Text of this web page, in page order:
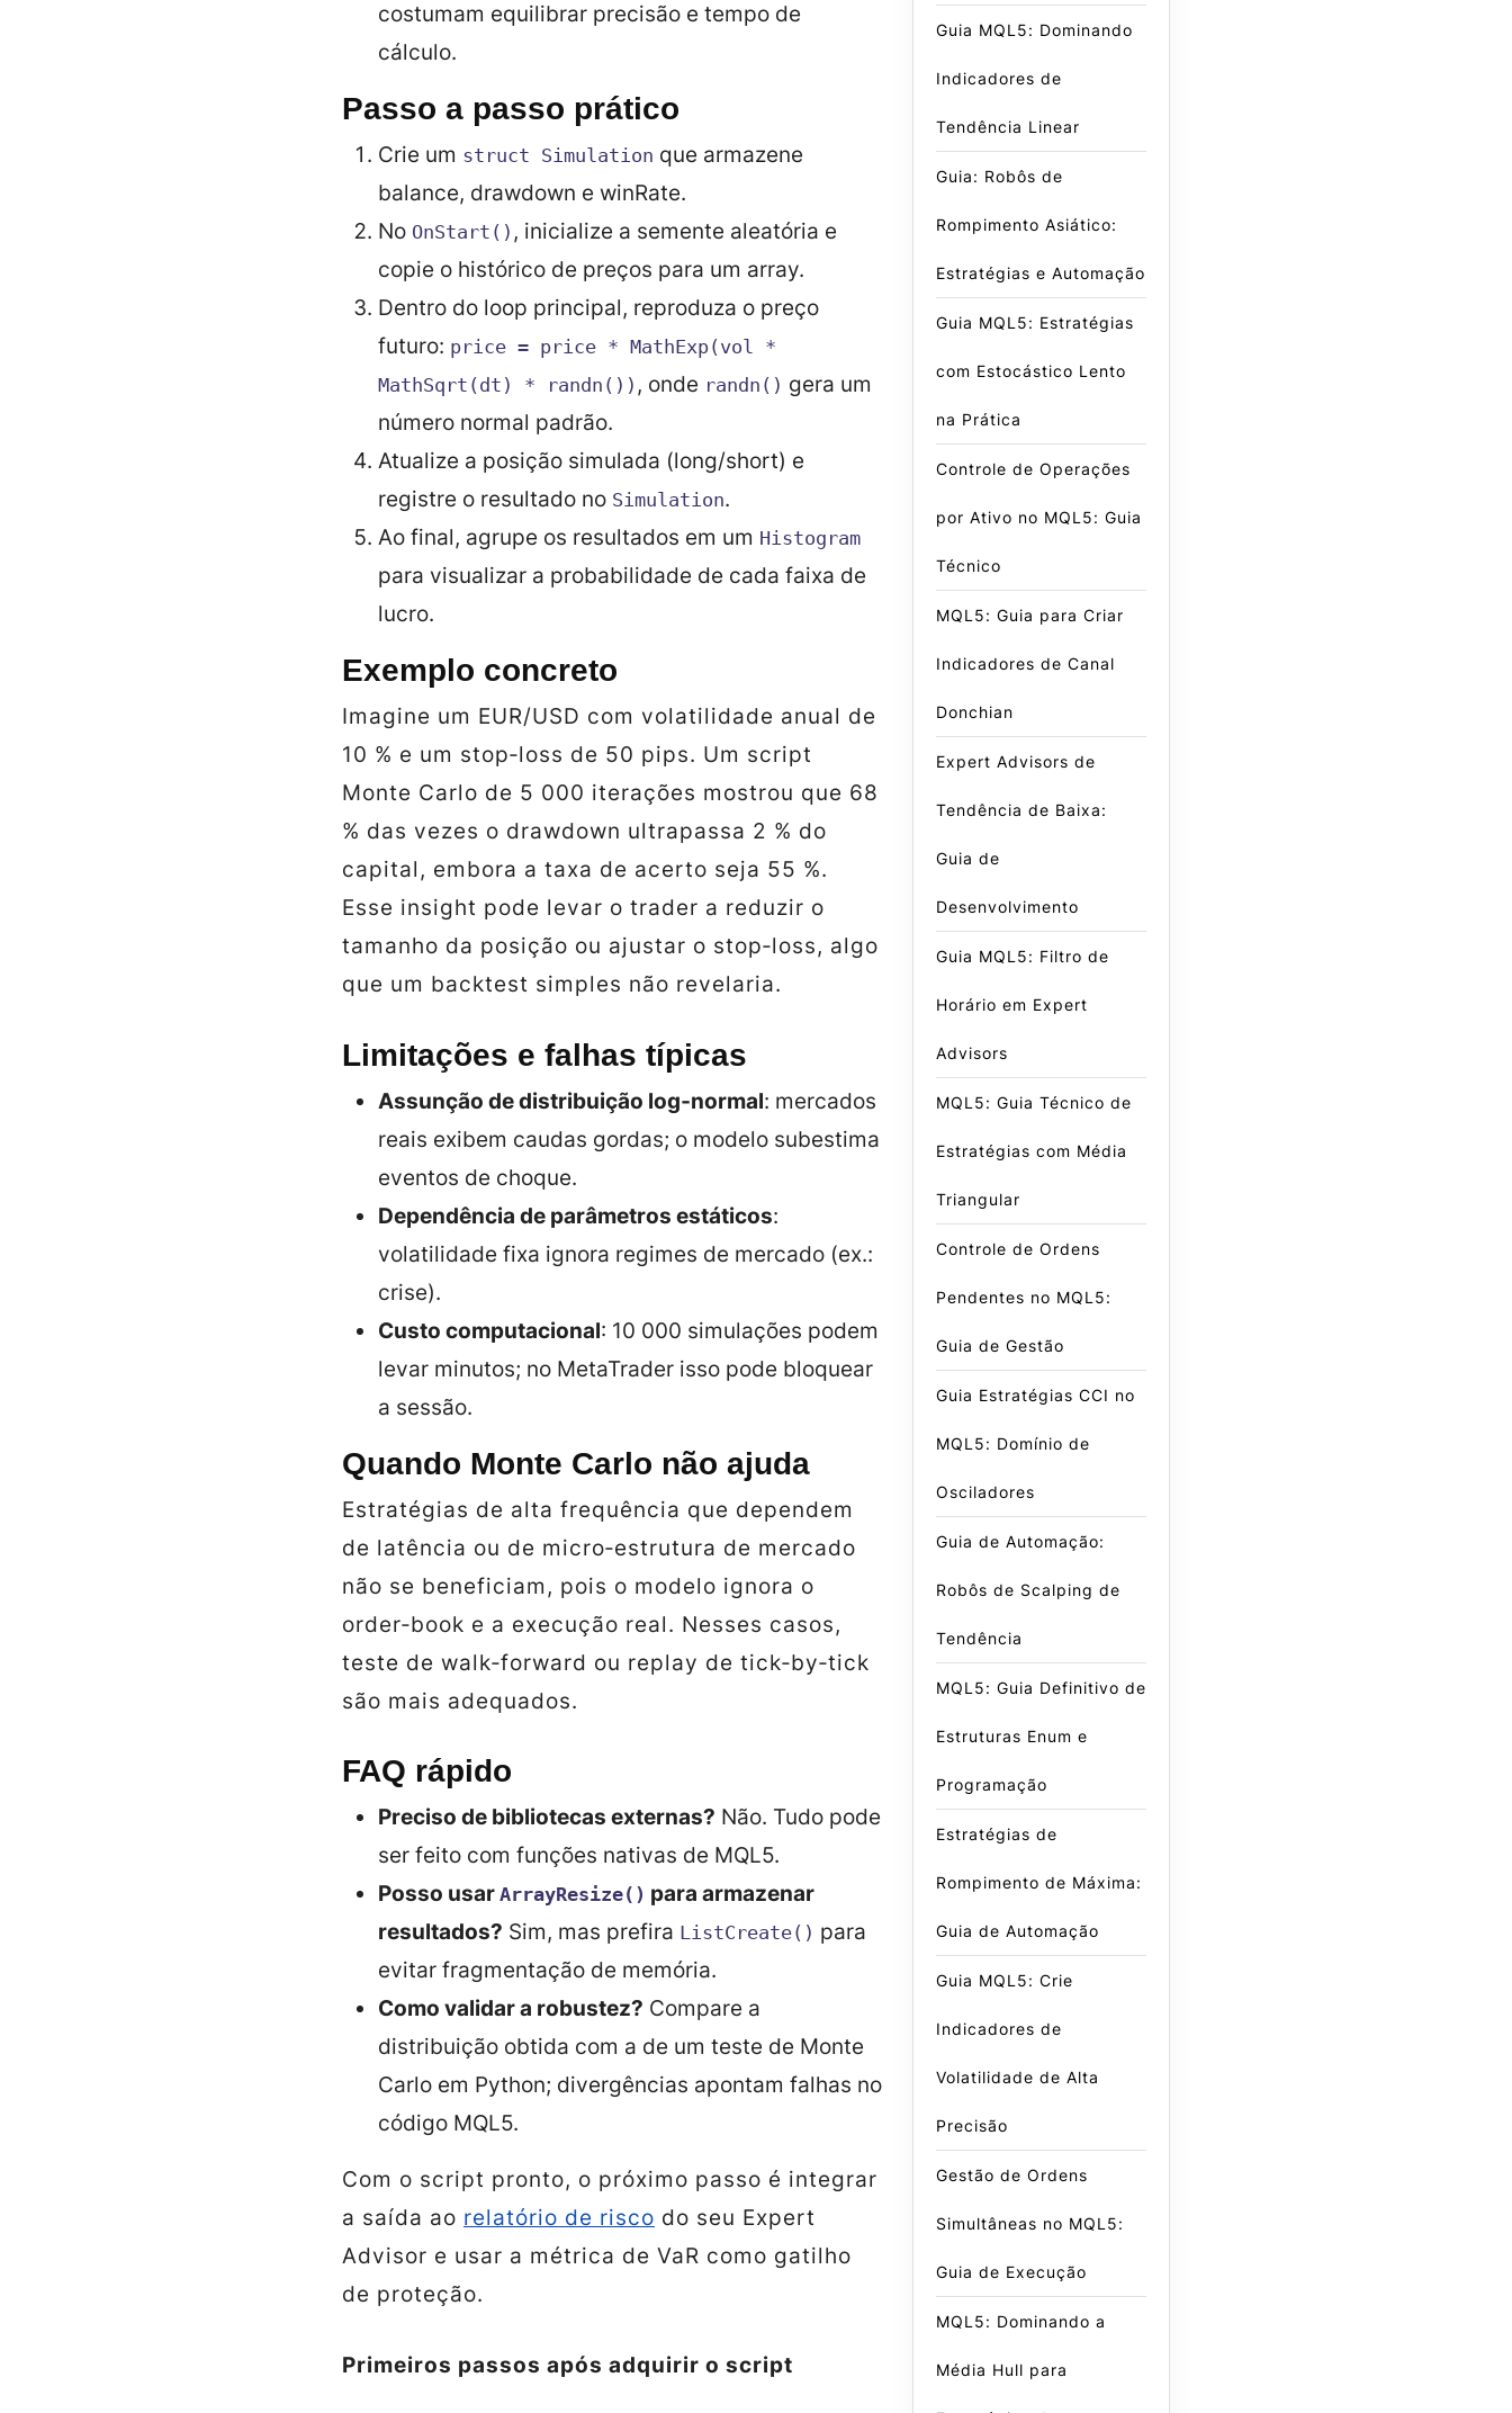
costumam equilibrar precisão e tempo de
cálculo.
Passo a passo prático
Crie um struct Simulation que armazene
balance, drawdown e winRate.
No OnStart() , inicialize a semente aleatória e
copie o histórico de preços para um array.
Dentro do loop principal, reproduza o preço
futuro: price = price * MathExp(vol *
MathSqrt(dt) * randn()) , onde randn() gera um
número normal padrão.
Atualize a posição simulada (long/short) e
registre o resultado no Simulation.
Ao final, agrupe os resultados em um Histogram
para visualizar a probabilidade de cada faixa de
lucro.
Exemplo concreto
Imagine um EUR/USD com volatilidade anual de
10 % e um stop‑loss de 50 pips. Um script
Monte Carlo de 5 000 iterações mostrou que 68
% das vezes o drawdown ultrapassa 2 % do
capital, embora a taxa de acerto seja 55 %.
Esse insight pode levar o trader a reduzir o
tamanho da posição ou ajustar o stop‑loss, algo
que um backtest simples não revelaria.
Limitações e falhas típicas
Assunção de distribuição log‑normal: mercados
reais exibem caudas gordas; o modelo subestima
eventos de choque.
Dependência de parâmetros estáticos:
volatilidade fixa ignora regimes de mercado (ex.:
crise).
Custo computacional: 10 000 simulações podem
levar minutos; no MetaTrader isso pode bloquear
a sessão.
Quando Monte Carlo não ajuda
Estratégias de alta frequência que dependem
de latência ou de micro‑estrutura de mercado
não se beneficiam, pois o modelo ignora o
order‑book e a execução real. Nesses casos,
teste de walk‑forward ou replay de tick‑by‑tick
são mais adequados.
FAQ rápido
Preciso de bibliotecas externas? Não. Tudo pode
ser feito com funções nativas de MQL5.
Posso usar ArrayResize() para armazenar
resultados? Sim, mas prefira ListCreate() para
evitar fragmentação de memória.
Como validar a robustez? Compare a
distribuição obtida com a de um teste de Monte
Carlo em Python; divergências apontam falhas no
código MQL5.
Com o script pronto, o próximo passo é integrar
a saída ao relatório de risco do seu Expert
Advisor e usar a métrica de VaR como gatilho
de proteção.
Primeiros passos após adquirir o script
Guia MQL5: Dominando
Indicadores de
Tendência Linear
Guia: Robôs de
Rompimento Asiático:
Estratégias e Automação
Guia MQL5: Estratégias
com Estocástico Lento
na Prática
Controle de Operações
por Ativo no MQL5: Guia
Técnico
MQL5: Guia para Criar
Indicadores de Canal
Donchian
Expert Advisors de
Tendência de Baixa:
Guia de
Desenvolvimento
Guia MQL5: Filtro de
Horário em Expert
Advisors
MQL5: Guia Técnico de
Estratégias com Média
Triangular
Controle de Ordens
Pendentes no MQL5:
Guia de Gestão
Guia Estratégias CCI no
MQL5: Domínio de
Osciladores
Guia de Automação:
Robôs de Scalping de
Tendência
MQL5: Guia Definitivo de
Estruturas Enum e
Programação
Estratégias de
Rompimento de Máxima:
Guia de Automação
Guia MQL5: Crie
Indicadores de
Volatilidade de Alta
Precisão
Gestão de Ordens
Simultâneas no MQL5:
Guia de Execução
MQL5: Dominando a
Média Hull para